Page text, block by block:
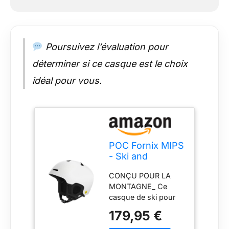
à une doublure en
aramide qui
restant léger.
Poursuivez l’évaluation pour
déterminer si ce casque est le choix
idéal pour vous.
POC Fornix MIPS
- Ski and
Helmet for
Enhanced Safety
and
Performance
Wherever You
CONÇU POUR LA
MONTAGNE_ Ce
casque de ski pour
offre un maintien
179,95 €